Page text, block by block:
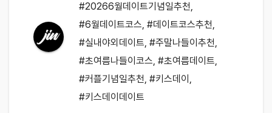
#20266월데이트기념일추천,
#6월데이트코스, #데이트코스추천,
#실내야외데이트, #주말나들이추천,
#초여름나들이코스, #초여름데이트,
#커플기념일추천, #키스데이 ,
#키스데이데이트